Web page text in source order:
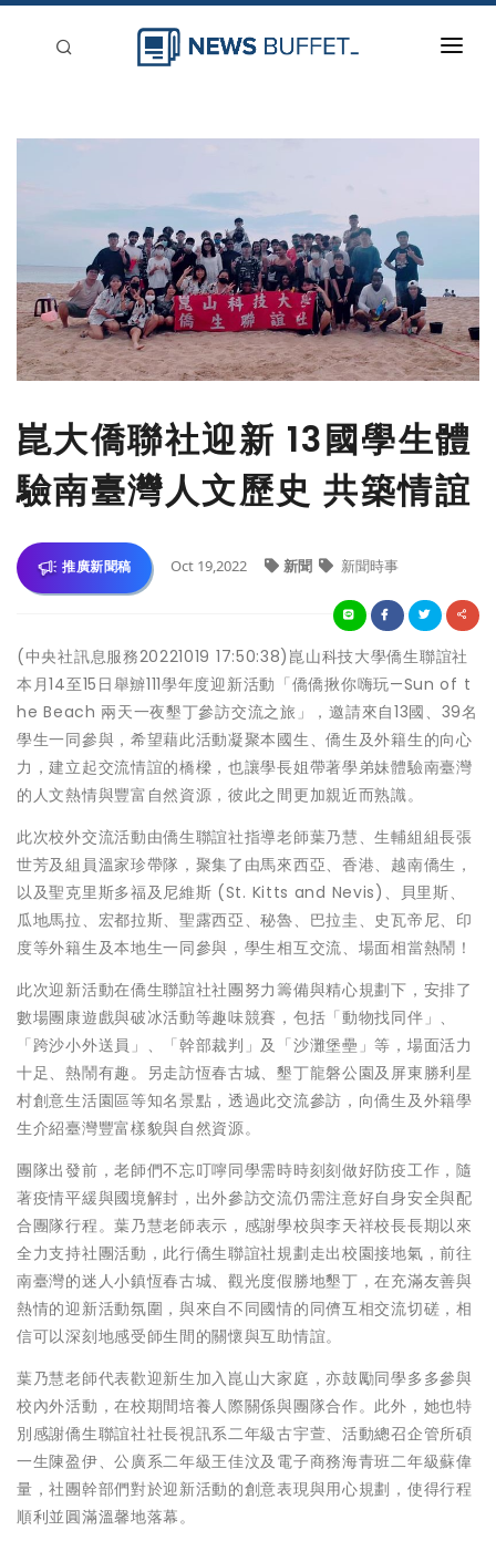
刊登
崑大僑聯社迎新 13國學生體
驗南臺灣人文歷史 共築情誼
推廣新聞稿 Oct 19,2022 新聞 新聞時事
(中央社訊息服務20221019 17:50:38)崑山科技大學僑生聯誼社
本月14至15日舉辧111學年度迎新活動「僑僑揪你嗨玩—Sun of t
he Beach 兩天一夜墾丁參訪交流之旅」，邀請來自13國、39名
學生一同參與，希望藉此活動凝聚本國生、僑生及外籍生的向心
力，建立起交流情誼的橋樑，也讓學長姐帶著學弟妹體驗南臺灣
的人文熱情與豐富自然資源，彼此之間更加親近而熟識。
此次校外交流活動由僑生聯誼社指導老師葉乃慧、生輔組組長張
世芳及組員溫家珍帶隊，聚集了由馬來西亞、香港、越南僑生，
以及聖克里斯多福及尼維斯 (St. Kitts and Nevis)、貝里斯、
瓜地馬拉、宏都拉斯、聖露西亞、秘魯、巴拉圭、史瓦帝尼、印
度等外籍生及本地生一同參與，學生相互交流、場面相當熱鬧！
此次迎新活動在僑生聯誼社社團努力籌備與精心規劃下，安排了
數場團康遊戲與破冰活動等趣味競賽，包括「動物找同伴」、
「跨沙小外送員」、「幹部裁判」及「沙灘堡壘」等，場面活力
十足、熱鬧有趣。另走訪恆春古城、墾丁龍磐公園及屏東勝利星
村創意生活園區等知名景點，透過此交流參訪，向僑生及外籍學
生介紹臺灣豐富樣貌與自然資源。
團隊出發前，老師們不忘叮嚀同學需時時刻刻做好防疫工作，隨
著疫情平緩與國境解封，出外參訪交流仍需注意好自身安全與配
合團隊行程。葉乃慧老師表示，感謝學校與李天祥校長長期以來
全力支持社團活動，此行僑生聯誼社規劃走出校園接地氣，前往
南臺灣的迷人小鎮恆春古城、觀光度假勝地墾丁，在充滿友善與
熱情的迎新活動氛圍，與來自不同國情的同儕互相交流切磋，相
信可以深刻地感受師生間的關懷與互助情誼。
葉乃慧老師代表歡迎新生加入崑山大家庭，亦鼓勵同學多多參與
校內外活動，在校期間培養人際關係與團隊合作。此外，她也特
別感謝僑生聯誼社社長視訊系二年級古宇萱、活動總召企管所碩
一生陳盈伊、公廣系二年級王佳汶及電子商務海青班二年級蘇偉
量，社團幹部們對於迎新活動的創意表現與用心規劃，使得行程
順利並圓滿溫馨地落幕。